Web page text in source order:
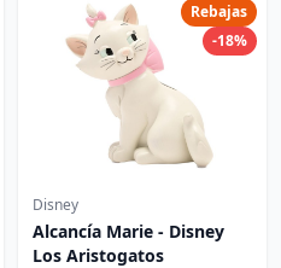
Rebajas
-18%
Disney
Alcancía Marie - Disney
Los Aristogatos